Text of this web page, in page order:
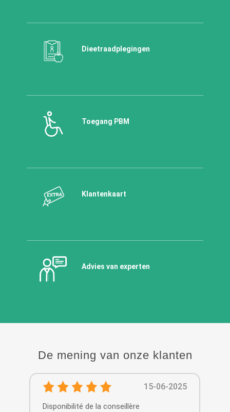
Dieetraadplegingen
Toegang PBM
Klantenkaart
Advies van experten
De mening van onze klanten
15-06-2025
Disponibilité de la conseillère